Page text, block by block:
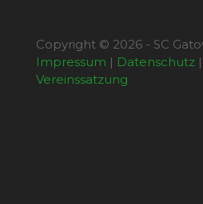
Copyright © 2026 - SC
Impressum | Datenschutz|
Vereinssatzung